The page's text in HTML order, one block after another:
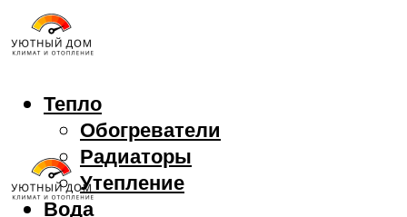
Тепло
Обогреватели
Радиаторы
Утепление
Вода